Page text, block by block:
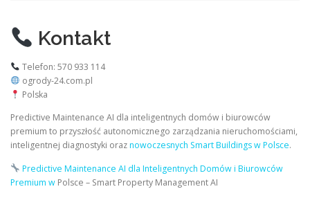
Kontakt
Telefon: 570 933 114
ogrody-24.com.pl
Polska
Predictive Maintenance AI dla inteligentnych domów i biurowców
premium to przyszłość autonomicznego zarządzania nieruchomościami,
inteligentnej diagnostyki oraznowoczesnych Smart Buildings w Polsce.
Predictive Maintenance AI dla Inteligentnych Domów i Biurowców
Premium w Polsce – Smart Property Management AI